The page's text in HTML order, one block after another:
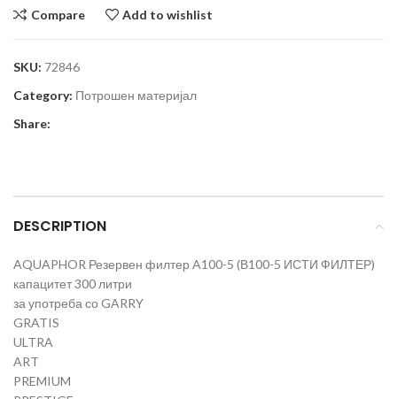
Compare Add to wishlist
SKU: 72846
Category: Потрошен материјал
Share:
DESCRIPTION
AQUAPHOR Резервен филтер A100-5 (В100-5 ИСТИ ФИЛТЕР)
капацитет 300 литри
за употреба со GARRY
GRATIS
ULTRA
ART
PREMIUM